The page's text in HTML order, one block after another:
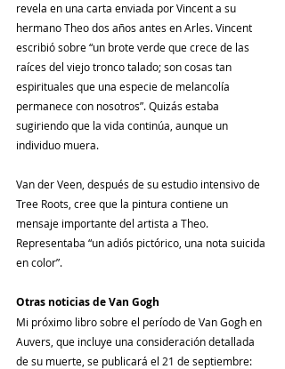
revela en una carta enviada por Vincent a su
hermano Theo dos años antes en Arles. Vincent
escribió sobre “un brote verde que crece de las
raíces del viejo tronco talado; son cosas tan
espirituales que una especie de melancolía
permanece con nosotros”. Quizás estaba
sugiriendo que la vida continúa, aunque un
individuo muera.
Van der Veen, después de su estudio intensivo de
Tree Roots, cree que la pintura contiene un
mensaje importante del artista a Theo.
Representaba “un adiós pictórico, una nota suicida
en color”.
Otras noticias de Van Gogh
Mi próximo libro sobre el período de Van Gogh en
Auvers, que incluye una consideración detallada
de su muerte, se publicará el 21 de septiembre: